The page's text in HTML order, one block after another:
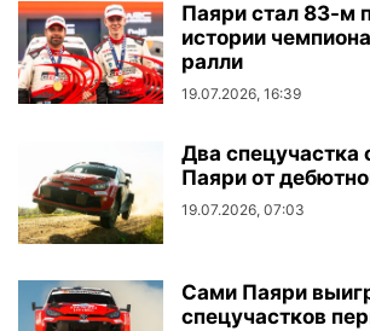
Паяри стал 83-м
истории
ралли
19.07.2026, 16:39
Два спецучастка
Паяри от
19.07.2026, 07:03
Сами Паяри
спецучастков